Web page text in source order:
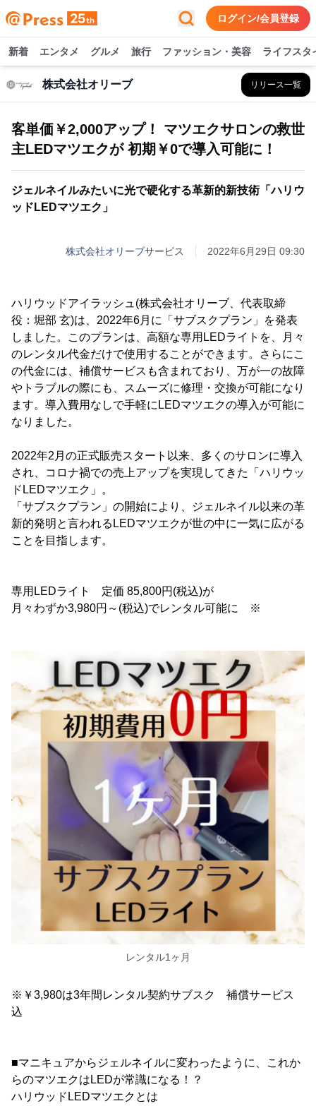
ログイン/会員登録
新着 エンタメ グルメ 旅行 ファッション・美容 ライフスタ
株式会社オリーブ リリース一覧
客単価￥2,000アップ！ マツエクサロンの救世
主LEDマツエクが 初期￥0で導入可能に！
ジェルネイルみたいに光で硬化する革新的新技術「ハリウ
ッドLEDマツエク」
株式会社オリーブサービス 2022年6月29日 09:30
ハリウッドアイラッシュ(株式会社オリーブ、代表取締
役：堀部 玄)は、2022年6月に「サブスクプラン」を発表
しました。このプランは、高額な専用LEDライトを、月々
のレンタル代金だけで使用することができます。さらにこ
の代金には、補償サービスも含まれており、万が一の故障
やトラブルの際にも、スムーズに修理・交換が可能になり
ます。導入費用なしで手軽にLEDマツエクの導入が可能に
なりました。
2022年2月の正式販売スタート以来、多くのサロンに導入
され、コロナ禍での売上アップを実現してきた「ハリウッ
ドLEDマツエク」。
「サブスクプラン」の開始により、ジェルネイル以来の革
新的発明と言われるLEDマツエクが世の中に一気に広がる
ことを目指します。
専用LEDライト 定価 85,800円(税込)が
月々わずか3,980円～(税込)でレンタル可能に ※
レンタル1ヶ月
※￥3,980は3年間レンタル契約サブスク 補償サービス
込
■マニキュアからジェルネイルに変わったように、これか
らのマツエクはLEDが常識になる！？
ハリウッドLEDマツエクとは